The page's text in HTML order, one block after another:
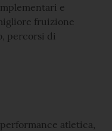
e
fruizione
percorsi di
atletica,